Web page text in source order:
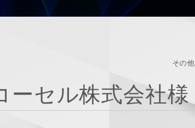
その他
ーセル株式会社様